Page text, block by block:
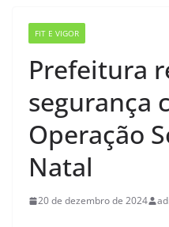
FIT E VIGOR
Prefeitura
segurança
Operação
Natal
20 de dezembro de 2024